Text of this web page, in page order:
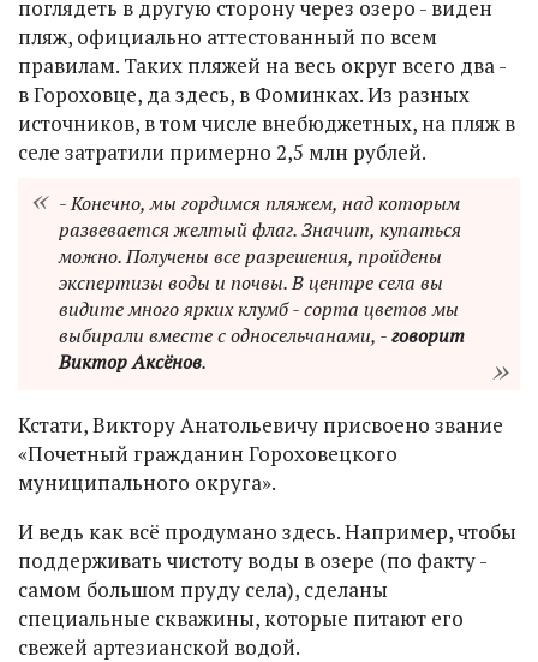
поглядеть в другую сторону через озеро - виден
пляж, официально аттестованный по всем
правилам. Таких пляжей на весь округ всего два -
в Гороховце, да здесь, в Фоминках. Из разных
источников, в том числе внебюджетных, на пляж в
селе затратили примерно 2,5 млн рублей.
- Конечно, мы гордимся пляжем, над которым
развевается желтый флаг. Значит, купаться
можно. Получены все разрешения, пройдены
экспертизы воды и почвы. В центре села вы
видите много ярких клумб - сорта цветов мы
выбирали вместе с односельчанами, -говорит
Виктор Аксёнов.
Кстати, Виктору Анатольевичу присвоено звание
«Почетный гражданин Гороховецкого
муниципального округа».
И ведь как всё продумано здесь. Например, чтобы
поддерживать чистоту воды в озере (по факту -
самом большом пруду села), сделаны
специальные скважины, которые питают его
свежей артезианской водой.